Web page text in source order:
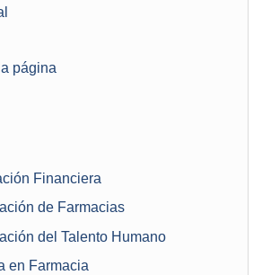
página
Financiera
de Farmacias
del Talento Humano
en Farmacia